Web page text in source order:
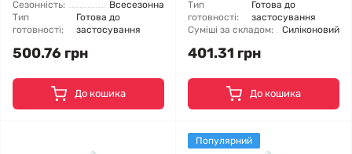
Сезонність:
Всесезонна
Тип
готовності:
Готова до
застосування
500.76 грн
До кошика
Тип
готовності:
Готова до
застосування
Суміші за складом:
Силіконовий
401.31 грн
До кошика
Популярний